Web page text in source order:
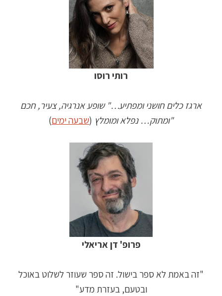
רותי רוסו
ארגז כלים חושני ומפתיע…" שופע אנרגיה, צעיר, חכם
"ומתוק… נפלא ומומלץ (שבעה ימים)
פרופ' דן אריאלי
"זה באמת לא ספר בישול. זה ספר שעוזר לשלוט באוכל
ובטעם, בעזרת מדע"